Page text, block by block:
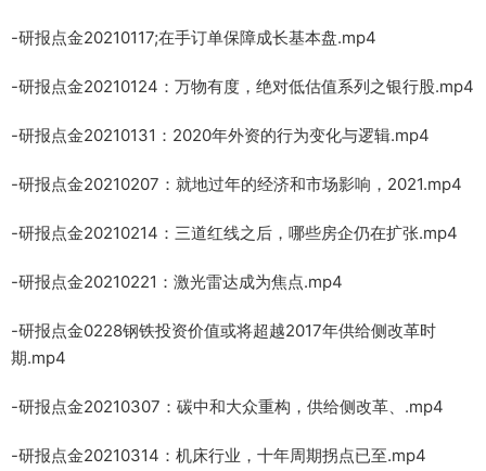
-研报点金20210117;在手订单保障成长基本盘.mp4
-研报点金20210124：万物有度，绝对低估值系列之银行股.mp4
-研报点金20210131：2020年外资的行为变化与逻辑.mp4
-研报点金20210207：就地过年的经济和市场影响，2021.mp4
-研报点金20210214：三道红线之后，哪些房企仍在扩张.mp4
-研报点金20210221：激光雷达成为焦点.mp4
-研报点金0228钢铁投资价值或将超越2017年供给侧改革时
期.mp4
-研报点金20210307：碳中和大众重构，供给侧改革、.mp4
-研报点金20210314：机床行业，十年周期拐点已至.mp4